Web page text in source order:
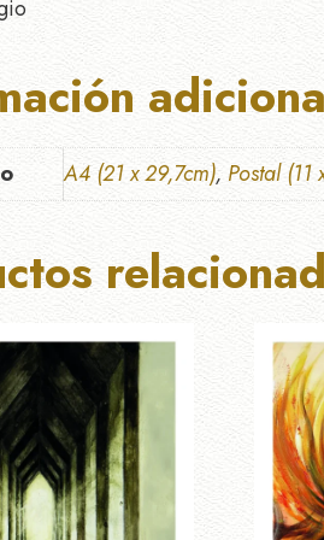
A4 (21 x 29,7cm), Postal (11
Este
tiene
Las